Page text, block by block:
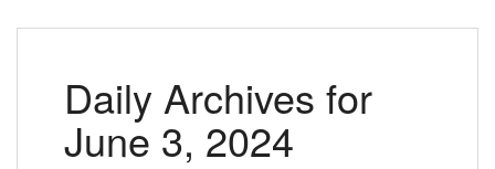
Daily Archives for
June 3, 2024